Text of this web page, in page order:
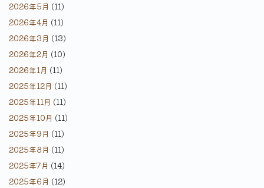
2026年5月 (11)
2026年4月 (11)
2026年3月 (13)
2026年2月 (10)
2026年1月 (11)
2025年12月 (11)
2025年11月 (11)
2025年10月 (11)
2025年9月 (11)
2025年8月 (11)
2025年7月 (14)
2025年6月 (12)